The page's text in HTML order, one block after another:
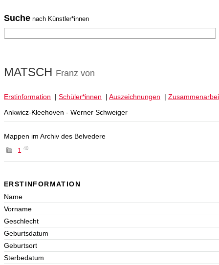
Suche nach Künstler*innen
MATSCH Franz von
Erstinformation | Schüler*innen | Auszeichnungen |
Ankwicz-Kleehoven - Werner Schweiger
Mappen im Archiv des Belvedere
1
40
ERSTINFORMATION
Name
Vorname
Geschlecht
Geburtsdatum
Geburtsort
Sterbedatum